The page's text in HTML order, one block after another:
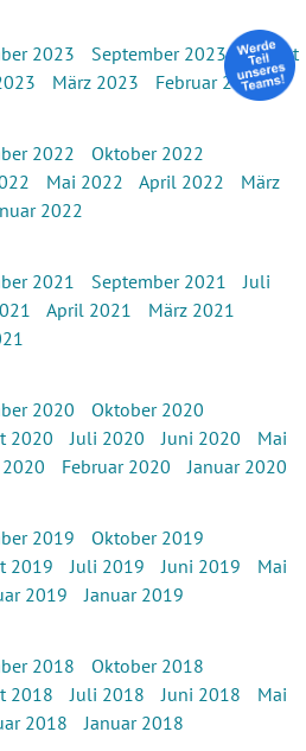
2023 September 2023
August
März 2023
Februar 2023
2022
Oktober 2022
Mai 2022 April 2022
März
2022
2021 September 2021
Juli
April 2021
März 2021
2020
Oktober 2020
2020 Juli 2020 Juni 2020
Mai
Februar 2020
Januar 2020
2019
Oktober 2019
2019 Juli 2019 Juni 2019
Mai
2019
Januar 2019
2018
Oktober 2018
2018 Juli 2018 Juni 2018
Mai
2018
Januar 2018